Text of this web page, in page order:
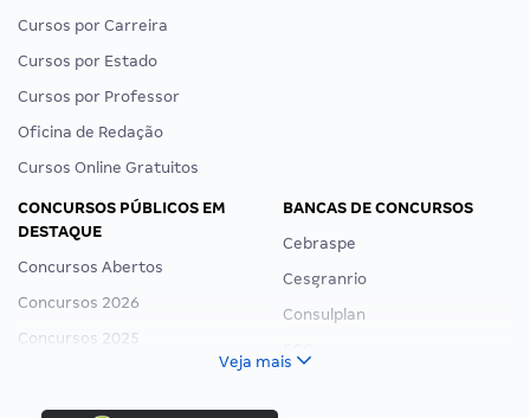
Cursos por Carreira
Cursos por Estado
Cursos por Professor
Oficina de Redação
Cursos Online Gratuitos
CONCURSOS PÚBLICOS EM
DESTAQUE
Concursos Abertos
Concursos 2026
Concursos 2025
Concurso Nacional Unificado
Concurso Ibama
BANCAS DE CONCURSOS
Cebraspe
Cesgranrio
Consulplan
Veja mais